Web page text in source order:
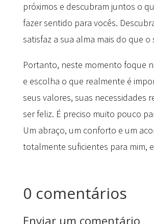
próximos e descubram juntos o
fazer sentido para vocês.
satisfaz a sua alma mais do que o
Portanto, neste momento foque
e escolha o que realmente é
seus valores, suas necessidades
ser feliz. É preciso muito pouco
Um abraço, um conforto e um
totalmente suficientes para mim,
0 comentários
Enviar um comentário